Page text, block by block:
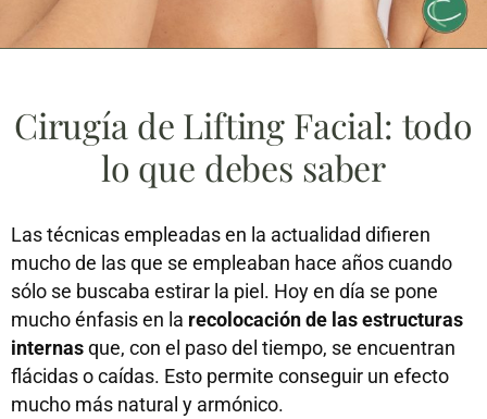
Cirugía de Lifting Facial: todo
lo que debes saber
Las técnicas empleadas en la actualidad difieren
mucho de las que se empleaban hace años cuando
sólo se buscaba estirar la piel. Hoy en día se pone
mucho énfasis en la recolocación de las estructuras
internasque, con el paso del tiempo, se encuentran
flácidas o caídas. Esto permite conseguir un efecto
mucho más natural y armónico.